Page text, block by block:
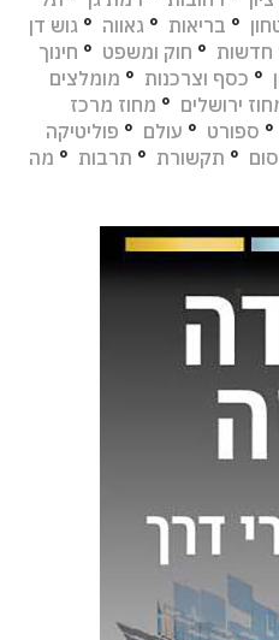
° בריאות ° גאווה ° גוש דן
חדשות ° חוק ומשפט ° חינוך
° כסף וצרכנות ° מומלצים
ירושלים ° מחוז מרכז
° ספורט ° עולם ° פוליטיקה
° תקשורת ° תרבות ° מה